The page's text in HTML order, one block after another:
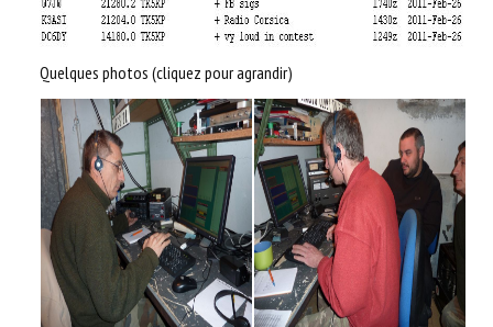
Quelques photos (cliquez pour agrandir)